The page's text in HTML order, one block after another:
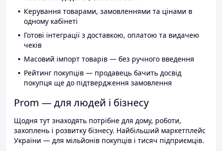
Керування товарами, замовленнями та цінами в
одному кабінеті
Готові інтеграції з доставкою, оплатою та видачею
чеків
Масовий імпорт товарів — без ручного введення
Рейтинг покупців — продавець бачить досвід
покупця ще до підтвердження замовлення
Prom — для людей і бізнесу
Щодня тут знаходять потрібне для дому, роботи,
захоплень і розвитку бізнесу. Найбільший маркетплейс
України — для мільйонів покупців і тисяч підприємців.